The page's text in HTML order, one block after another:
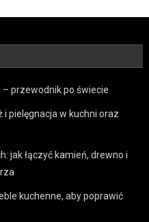
– przewodnik po świecie
i pielęgnacja w kuchni oraz
jak łączyć kamień, drewno i
kuchenne, aby poprawić